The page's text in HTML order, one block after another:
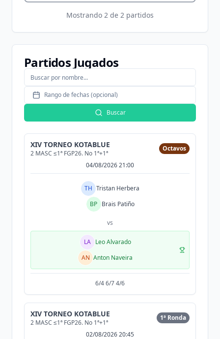
Mostrando 2 de 2 partidos
Partidos Jugados
Rango de fechas (opcional)
Buscar
XIV TORNEO KOTABLUE
2 MASC ≤1ª FGP26. No 1ª+1ª
Octavos
04/08/2026 21:00
TH Tristan Herbera
BP Brais Patiño
vs
LA
Leo Alvarado
AN Anton Naveira
6/4 6/7 4/6
XIV TORNEO KOTABLUE
2 MASC ≤1ª FGP26. No 1ª+1ª
1ª Ronda
02/08/2026 20:45